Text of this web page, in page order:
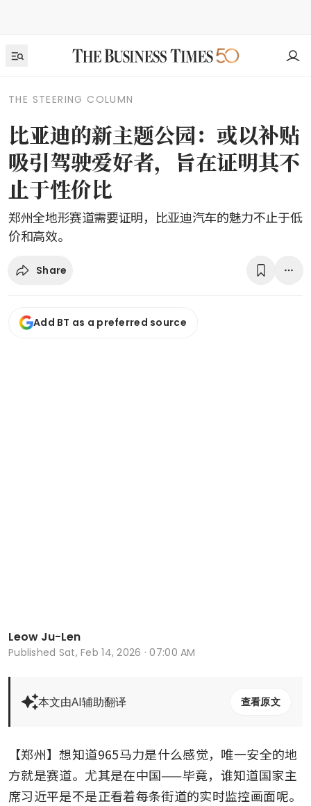
THE STEERING COLUMN
比亚迪的新主题公园：或以补贴
吸引驾驶爱好者，旨在证明其不
止于性价比
郑州全地形赛道需要证明，比亚迪汽车的魅力不止于低
价和高效。
Share
Add BT as a preferred source
Leow Ju-Len
Published Sat, Feb 14, 2026 · 07:00 AM
本文由AI辅助翻译 查看原文
【郑州】想知道965马力是什么感觉，唯一安全的地
方就是赛道。尤其是在中国——毕竟，谁知道国家主
席习近平是不是正看着每条街道的实时监控画面呢。